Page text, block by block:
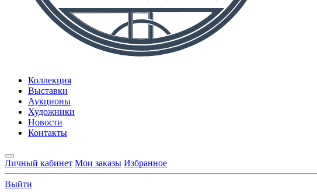
Коллекция
Выставки
Аукционы
Художники
Новости
Контакты
Личный кабинет Мои заказы Избранное
Выйти